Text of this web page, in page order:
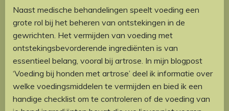
Naast medische behandelingen speelt voeding een
grote rol bij het beheren van ontstekingen in de
gewrichten. Het vermijden van voeding met
ontstekingsbevorderende ingrediënten is van
essentieel belang, vooral bij artrose. In mijn blogpost
‘Voeding bij honden met artrose’ deel ik informatie over
welke voedingsmiddelen te vermijden en bied ik een
handige checklist om te controleren of de voeding van